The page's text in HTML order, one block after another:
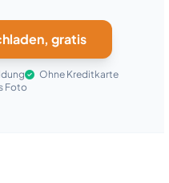
gratis
Ohne Kreditkarte
Foto